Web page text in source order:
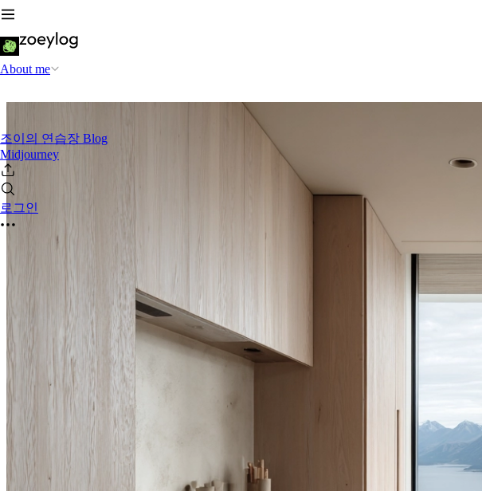
About me
조이의 연습장 Blog
Midjourney
로그인